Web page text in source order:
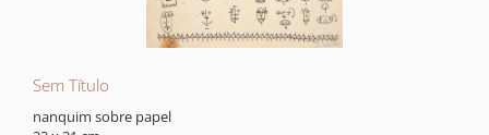
Sem Título
nanquim sobre papel